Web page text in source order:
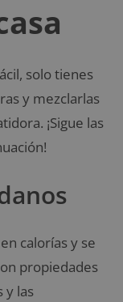
solo tienes
y mezclarlas
¡Sigue las
calorías y se
propiedades
y las